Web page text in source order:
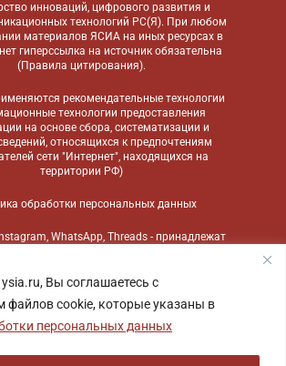
Вы соглашаетесь с
файлов cookie, которые указаны в
персональных данных
инноваций, цифрового развития и
технологий РС(Я). При любом
материалов ЯСИА на иных ресурсах в
гиперссылка на источник обязательна
(Правила цитирования).
рекомендательные технологии
технологии предоставления
на основе сбора, систематизации и
относящихся к предпочтениям
сети "Интернет", находящихся на
территории РФ)
обработки персональных данных
WhatsApp, Threads - принадлежат